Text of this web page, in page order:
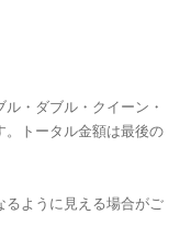
・ダブル・クイーン・
。トータル金額は最後の
ように見える場合がご